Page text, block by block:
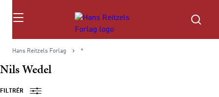
Søg
Hans Reitzels Forlag *
Nils Wedel
FILTRÉR